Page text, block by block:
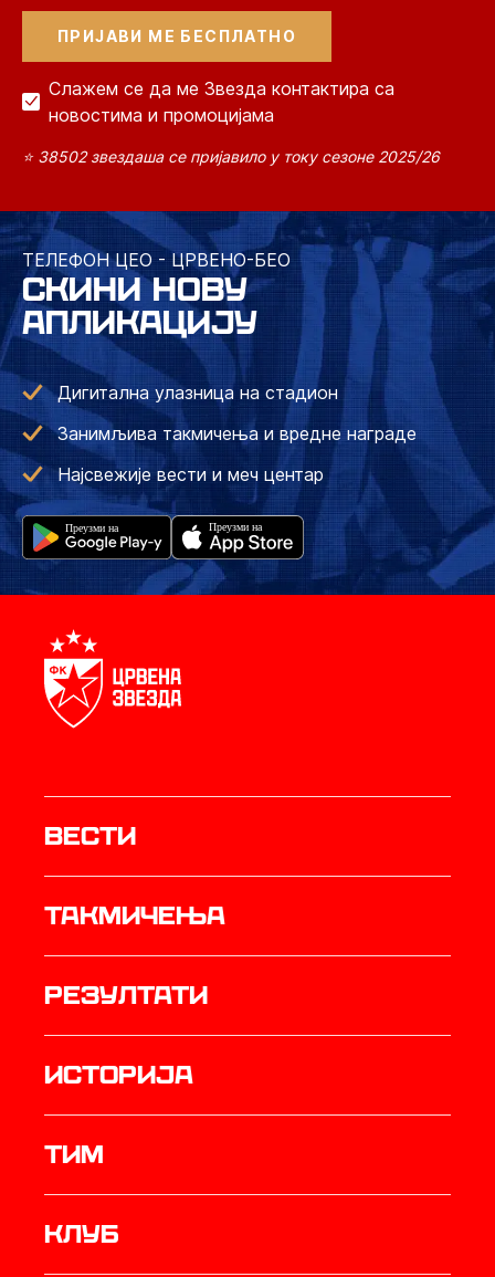
Слажем се да ме Звезда контактира са
новостима и промоцијама
⭐ 38502 звездаша се пријавило у току сезоне 2025/26
ТЕЛЕФОН ЦЕО - ЦРВЕНО-БЕО
СКИНИ НОВУ
АПЛИКАЦИЈУ
Дигитална улазница на стадион
Занимљива такмичења и вредне награде
Најсвежије вести и меч центар
Вести
Такмичења
резултати
историја
ТИМ
Клуб